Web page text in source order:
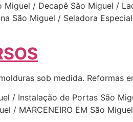
/ Decapê São Miguel /
São Miguel / Seladora
sob medida. Reformas
/ Instalação de Portas São
/ MARCENEIRO EM São